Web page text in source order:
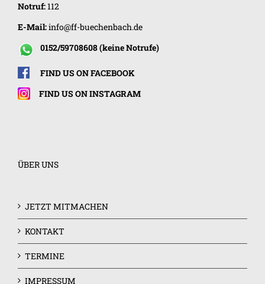
Notruf:112
E-Mail:info@ff-buechenbach.de
0152/59708608 (keine Notrufe)
FIND US ON FACEBOOK
FIND US ON INSTAGRAM
ÜBER UNS
JETZT MITMACHEN
KONTAKT
TERMINE
IMPRESSUM